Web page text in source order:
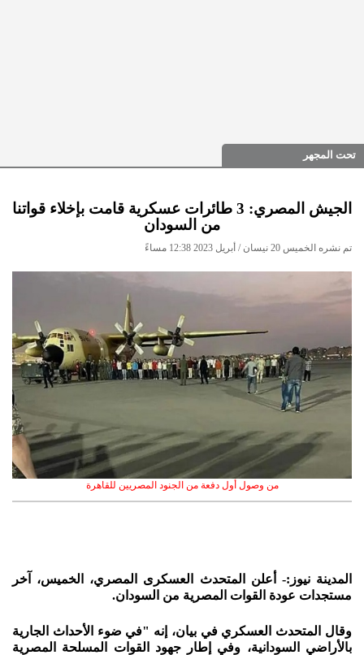
تحت المجهر
الجيش المصري: 3 طائرات عسكرية قامت بإخلاء قواتنا
من السودان
تم نشره الخميس 20 نيسان / أبريل 2023 12:38 مساءً
من وصول أول دفعة من الجنود المصريين للقاهرة
المدينة نيوز:- أعلن المتحدث العسكرى المصري، الخميس، آخر
مستجدات عودة القوات المصرية من السودان.
وقال المتحدث العسكري في بيان، إنه "في ضوء الأحداث الجارية
بالأراضي السودانية، وفي إطار جهود القوات المسلحة المصرية